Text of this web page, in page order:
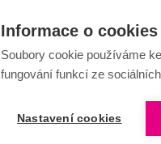
Informace o
Soubory cookie používáme
fungování funkcí ze
Nastavení cookies